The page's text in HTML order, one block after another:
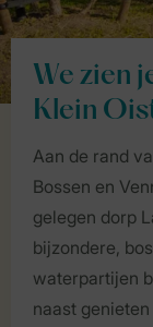
We zien
Klein
Aan de rand
Bossen en
gelegen dorp
bijzondere,
waterpartijen
naast